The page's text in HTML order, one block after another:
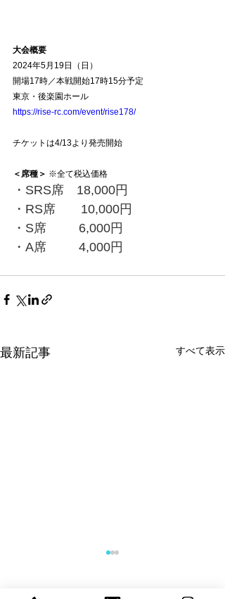
大会概要
2024年5月19日（日）
開場17時／本戦開始17時15分予定
東京・後楽園ホール
https://rise-rc.com/event/rise178/
チケットは4/13より発売開始
＜席種＞ ※全て税込価格
・SRS席　18,000円
・RS席　　10,000円
・S席　　  6,000円
・A席　　  4,000円
最新記事 すべて表示